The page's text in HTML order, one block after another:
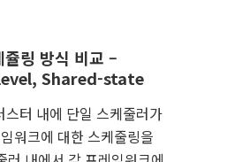
링 방식 비교 –
Shared-state
터 내에 단일 스케줄러가
워크에 대한 스케줄링을